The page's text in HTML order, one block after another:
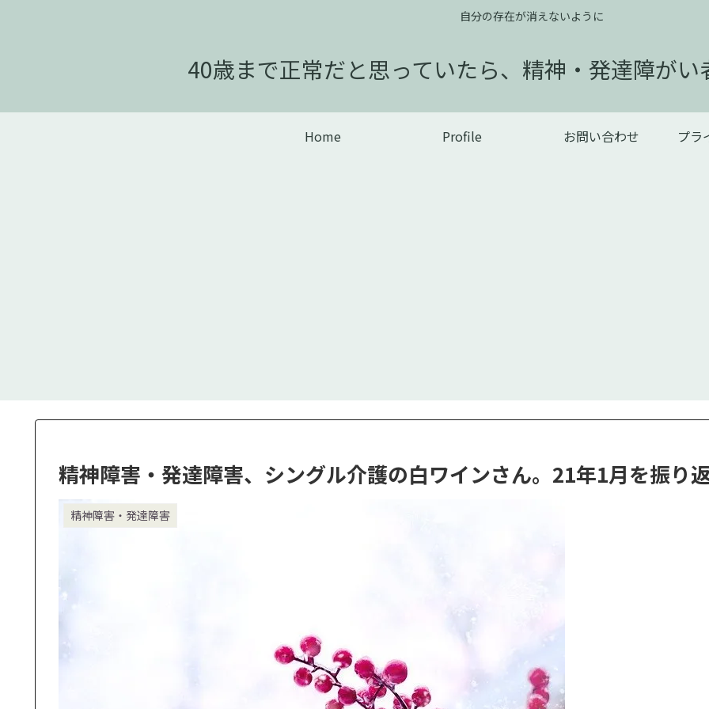
自分の存在が消えないように
40歳まで正常だと思っていたら、精神・発達障が
Home Profile お問い合わせ プラ
精神障害・発達障害、シングル介護の白ワインさん。21年1月を振り
精神障害・発達障害